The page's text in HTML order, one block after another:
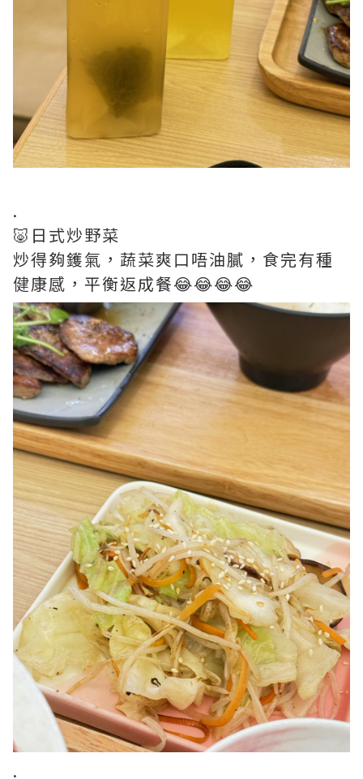
.
🐷日式炒野菜
炒得夠鑊氣，蔬菜爽口唔油膩，食完有種
健康感，平衡返成餐😂😂😂😂
.